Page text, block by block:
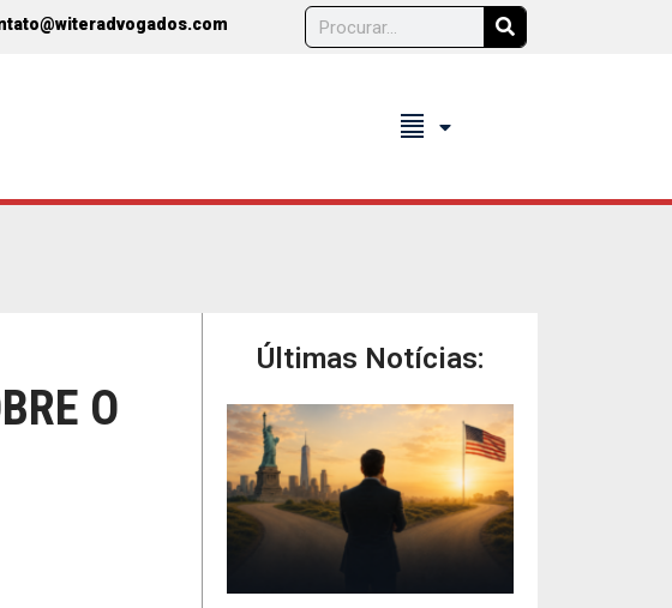
format_align_justify
O
Últimas Notícias: